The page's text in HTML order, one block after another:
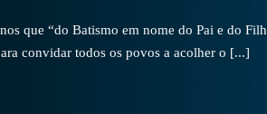
que “do Batismo em nome do Pai e do
convidar todos os povos a acolher o [...]